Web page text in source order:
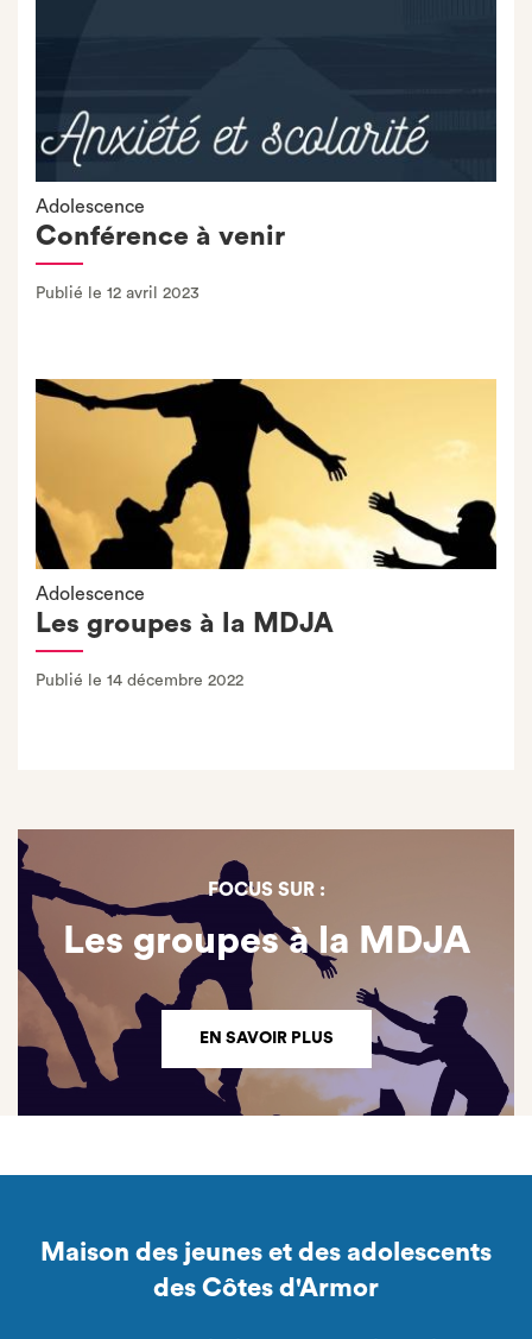
Adolescence
Conférence à venir
Publié le 12 avril 2023
Adolescence
Les groupes à la MDJA
Publié le 14 décembre 2022
FOCUS SUR :
Les groupes à la MDJA
EN SAVOIR PLUS
Maison des jeunes et des adolescents
des Côtes d'Armor